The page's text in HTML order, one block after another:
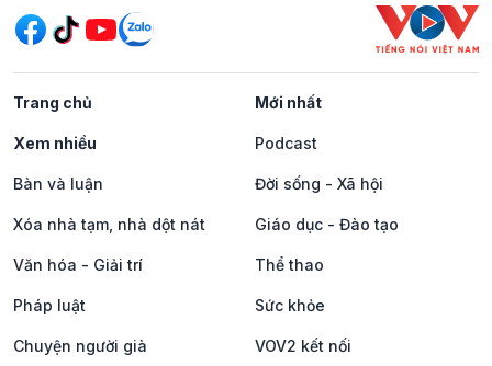
Trang chủ Mới nhất
Xem nhiều Podcast
Bàn và luận Đời sống - Xã hội
Xóa nhà tạm, nhà dột nát Giáo dục - Đào tạo
Văn hóa - Giải trí Thể thao
Pháp luật Sức khỏe
Chuyện người già VOV2 kết nối